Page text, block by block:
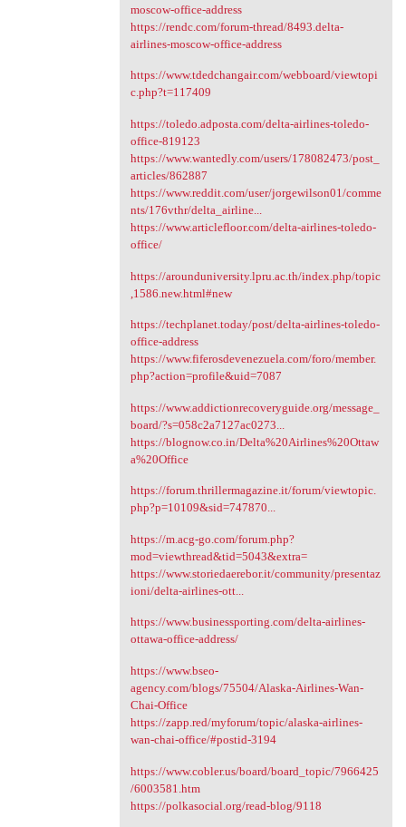
moscow-office-address
https://rendc.com/forum-thread/8493.delta-
airlines-moscow-office-address
https://www.tdedchangair.com/webboard/viewtopi
c.php?t=117409
https://toledo.adposta.com/delta-airlines-toledo-
office-819123
https://www.wantedly.com/users/178082473/post_
articles/862887
https://www.reddit.com/user/jorgewilson01/comme
nts/176vthr/delta_airline...
https://www.articlefloor.com/delta-airlines-toledo-
office/
https://arounduniversity.lpru.ac.th/index.php/topic
,1586.new.html#new
https://techplanet.today/post/delta-airlines-toledo-
office-address
https://www.fiferosdevenezuela.com/foro/member.
php?action=profile&uid=7087
https://www.addictionrecoveryguide.org/message_
board/?s=058c2a7127ac0273...
https://blognow.co.in/Delta%20Airlines%20Ottaw
a%20Office
https://forum.thrillermagazine.it/forum/viewtopic.
php?p=10109&sid=747870...
https://m.acg-go.com/forum.php?
mod=viewthread&tid=5043&extra=
https://www.storiedaerebor.it/community/presentaz
ioni/delta-airlines-ott...
https://www.businessporting.com/delta-airlines-
ottawa-office-address/
https://www.bseo-
agency.com/blogs/75504/Alaska-Airlines-Wan-
Chai-Office
https://zapp.red/myforum/topic/alaska-airlines-
wan-chai-office/#postid-3194
https://www.cobler.us/board/board_topic/7966425
/6003581.htm
https://polkasocial.org/read-blog/9118